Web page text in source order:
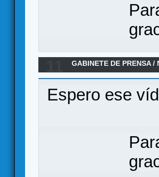
GABINETE DE PRENSA/
Espero ese